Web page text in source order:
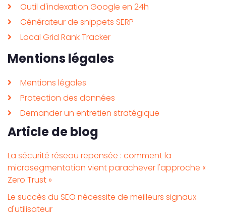
Outil d'indexation Google en 24h
Générateur de snippets SERP
Local Grid Rank Tracker
Mentions légales
Mentions légales
Protection des données
Demander un entretien stratégique
Article de blog
La sécurité réseau repensée : comment la
microsegmentation vient parachever l'approche «
Zero Trust »
Le succès du SEO nécessite de meilleurs signaux
d'utilisateur